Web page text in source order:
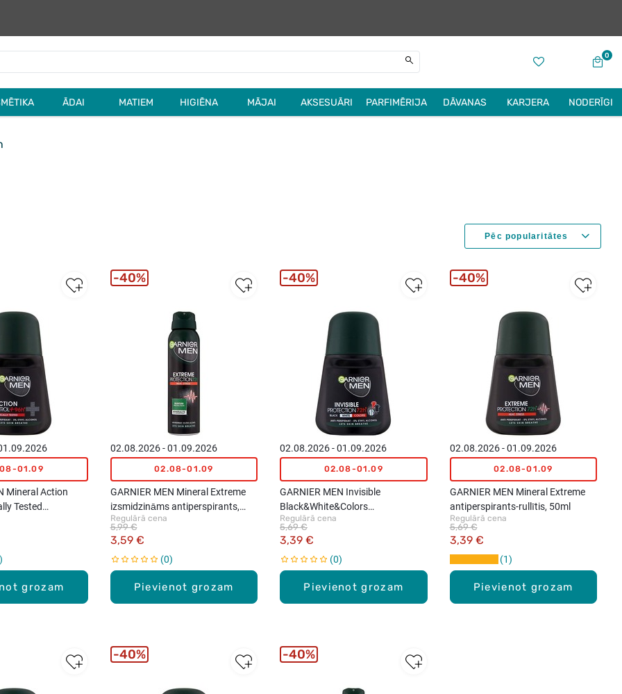
0
ĀDAI MATIEM HIGIĒNA MĀJAI AKSESUĀRI PARFIMĒRIJA DĀVANAS KARJERA NODERĪGI
grozam
01.09
Mineral Action
Tested
rullītis, 50ml
Pievienot grozam
02.08.2026 - 01.09.2026
02.08-01.09
GARNIER MEN Mineral Extreme
izsmidzināms antiperspirants,
150ml
Regulārā cena
3,59 €
5,99 €
0
40%
Pievienot grozam
02.08.2026 - 01.09.2026
02.08-01.09
GARNIER MEN Invisible
Black&White&Colors
dezodorants-rullītis, 50ml
Regulārā cena
3,39 €
5,69 €
0
40%
Pievienot grozam
02.08.2026 - 01.09.2026
02.08-01.09
GARNIER MEN Mineral Extreme
antiperspirants-rullītis, 50ml
Regulārā cena
3,39 €
5,69 €
1
40%
40% 40%